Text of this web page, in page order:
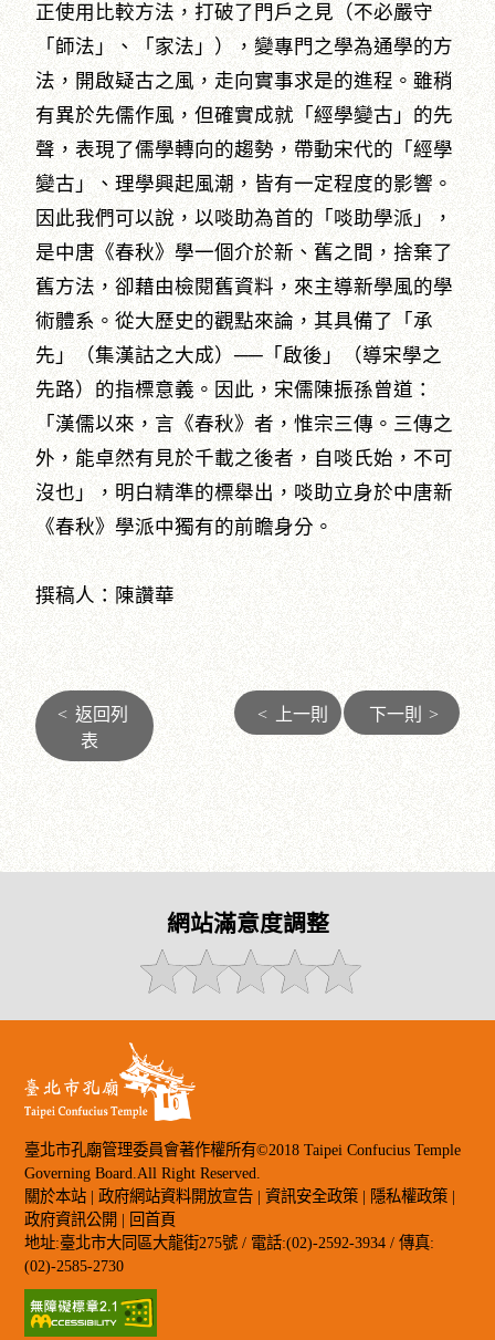
正使用比較方法，打破了門戶之見（不必嚴守
「師法」、「家法」），變專門之學為通學的方
法，開啟疑古之風，走向實事求是的進程。雖稍
有異於先儒作風，但確實成就「經學變古」的先
聲，表現了儒學轉向的趨勢，帶動宋代的「經學
變古」、理學興起風潮，皆有一定程度的影響。
因此我們可以說，以啖助為首的「啖助學派」，
是中唐《春秋》學一個介於新、舊之間，捨棄了
舊方法，卻藉由檢閱舊資料，來主導新學風的學
術體系。從大歷史的觀點來論，其具備了「承
先」（集漢詁之大成）──「啟後」（導宋學之
先路）的指標意義。因此，宋儒陳振孫曾道：
「漢儒以來，言《春秋》者，惟宗三傳。三傳之
外，能卓然有見於千載之後者，自啖氏始，不可
沒也」，明白精準的標舉出，啖助立身於中唐新
《春秋》學派中獨有的前瞻身分。
撰稿人：陳讚華
< 返回列
表
< 上一則 下一則 >
網站滿意度調整
臺北市孔廟管理委員會著作權所有©2018 Taipei Confucius Temple
Governing Board.All Right Reserved.
關於本站 | 政府網站資料開放宣告 |資訊安全政策 | 隱私權政策 |
政府資訊公開 | 回首頁
地址:臺北市大同區大龍街275號 / 電話:(02)-2592-3934 / 傳真:
(02)-2585-2730